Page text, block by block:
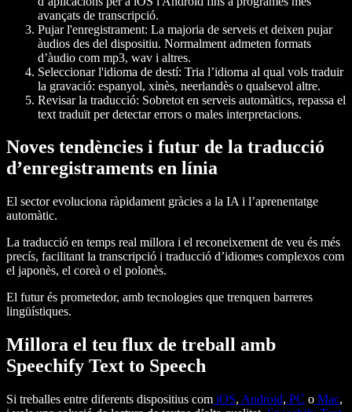
avançats de transcripció.
Pujar l'enregistrament: La majoria de serveis et deixen pujar
àudios des del dispositiu. Normalment admeten formats
d’àudio com mp3, wav i altres.
Seleccionar l'idioma de destí: Tria l’idioma al qual vols traduir
la gravació: espanyol, xinès, neerlandès o qualsevol altre.
Revisar la traducció: Sobretot en serveis automàtics, repassa el
text traduït per detectar errors o males interpretacions.
Noves tendències i futur de la traducció
d’enregistraments en línia
El sector evoluciona ràpidament gràcies a la IA i l’aprenentatge
automàtic.
La traducció en temps real millora i el reconeixement de veu és més
precís, facilitant la transcripció i traducció d’idiomes complexos com
el japonès, el coreà o el polonès.
El futur és prometedor, amb tecnologies que trenquen barreres
lingüístiques.
Millora el teu flux de treball amb
Speechify Text to Speech
Si treballes entre diferents dispositius com iOS, Android, PC o Mac,